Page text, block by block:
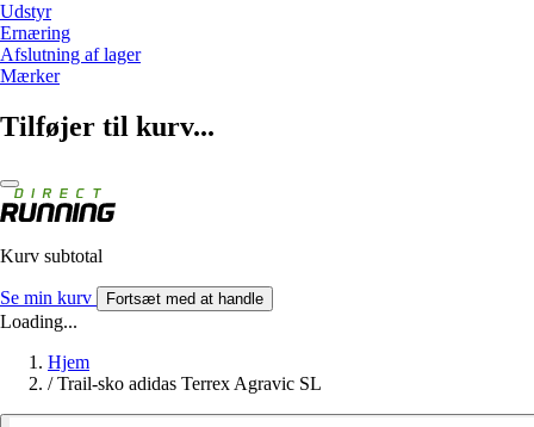
Udstyr
Ernæring
Afslutning af lager
Mærker
Tilføjer til kurv...
Kurv subtotal
Se min kurv Fortsæt med at handle
Loading...
Hjem
/ Trail-sko adidas Terrex Agravic SL